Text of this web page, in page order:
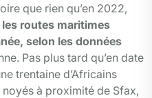
que rien qu’en 2022,
routes maritimes
selon les données
Pas plus tard qu’en date
trentaine d’Africains
à proximité de Sfax,